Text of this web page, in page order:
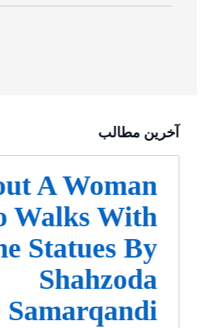
آخرین مطالب
A Woman
Walks With
Statues By
Shahzoda
Samarqandi